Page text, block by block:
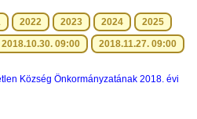
2022 2023 2024
2025
2018.10.30. 09:00
2018.11.27. 09:00
Község Önkormányzatának 2018. évi